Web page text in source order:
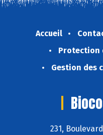
Accueil
Protection
Gestion des
231,